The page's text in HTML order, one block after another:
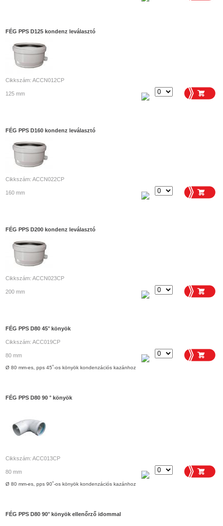
FÉG PPS D125 kondenz leválasztó
Cikkszám: ACCN012CP
125 mm
FÉG PPS D160 kondenz leválasztó
Cikkszám: ACCN022CP
160 mm
FÉG PPS D200 kondenz leválasztó
Cikkszám: ACCN023CP
200 mm
FÉG PPS D80 45° könyök
Cikkszám: ACC019CP
80 mm
Ø 80 mm-es, pps 45˚-os könyök kondenzációs kazánhoz
FÉG PPS D80 90 ° könyök
Cikkszám: ACC013CP
80 mm
Ø 80 mm-es, pps 90˚-os könyök kondenzációs kazánhoz
FÉG PPS D80 90° könyök ellenőrző idommal